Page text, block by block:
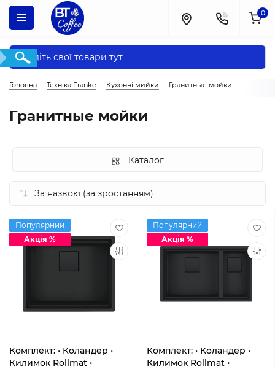
0
Головна Техніка Franke Кухонні мийки Гранитные мойки
Гранитные мойки
Каталог
Популярний
Акція %
Комплект: • Коландер •
Килимок Rollmat •
Популярний
Акція %
Комплект: • Коландер •
Килимок Rollmat •